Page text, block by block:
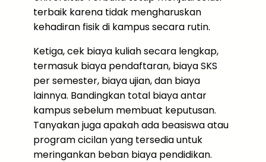
terbaik karena tidak mengharuskan
kehadiran fisik di kampus secara rutin.
Ketiga, cek biaya kuliah secara lengkap,
termasuk biaya pendaftaran, biaya SKS
per semester, biaya ujian, dan biaya
lainnya. Bandingkan total biaya antar
kampus sebelum membuat keputusan.
Tanyakan juga apakah ada beasiswa atau
program cicilan yang tersedia untuk
meringankan beban biaya pendidikan.